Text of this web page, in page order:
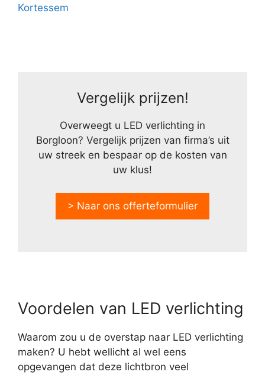
Kortessem
Vergelijk prijzen!
Overweegt u LED verlichting in
Borgloon? Vergelijk prijzen van firma’s uit
uw streek en bespaar op de kosten van
uw klus!
> Naar ons offerteformulier
Voordelen van LED verlichting
Waarom zou u de overstap naar LED verlichting
maken? U hebt wellicht al wel eens
opgevangen dat deze lichtbron veel